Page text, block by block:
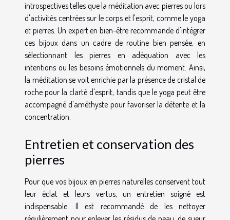
introspectives telles que la méditation avec pierres ou lors
d'activités centrées sur le corps et l'esprit, comme le yoga
et pierres. Un expert en bien-être recommande d'intégrer
ces bijoux dans un cadre de routine bien pensée, en
sélectionnant les pierres en adéquation avec les
intentions ou les besoins émotionnels du moment. Ainsi,
la méditation se voit enrichie par la présence de cristal de
roche pour la clarté d'esprit, tandis que le yoga peut être
accompagné d'améthyste pour favoriser la détente et la
concentration.
Entretien et conservation des
pierres
Pour que vos bijoux en pierres naturelles conservent tout
leur éclat et leurs vertus, un entretien soigné est
indispensable. Il est recommandé de les nettoyer